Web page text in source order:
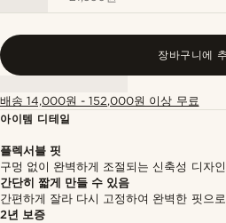
장바구니에
배송 14,000원 - 152,000원 이상 무료
아이템 디테일
플렉서블 핏
구멍 없이 완벽하게 조절되는 신축성 디자인
간단히 짧게 만들 수 있음
간편하게 잘라 다시 고정하여 완벽한 핏으
2년 보증